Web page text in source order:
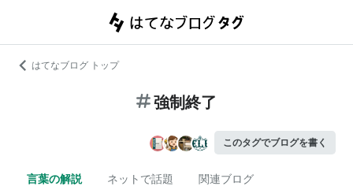
はてなブログ トップ
強制終了
このタグでブログを書く
言葉の解説 ネットで話題 関連ブログ